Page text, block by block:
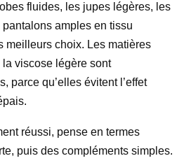
fluides, les jupes légères, les
amples en tissu
meilleurs choix. Les matières
viscose légère sont
parce qu’elles évitent l’effet
réussi, pense en termes
puis des compléments simples.